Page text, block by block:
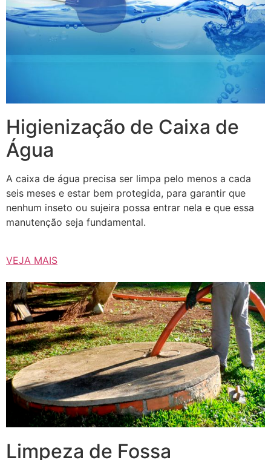
Higienização de Caixa de
Água
A caixa de água precisa ser limpa pelo menos a cada
seis meses e estar bem protegida, para garantir que
nenhum inseto ou sujeira possa entrar nela e que essa
manutenção seja fundamental.
VEJA MAIS
Limpeza de Fossa